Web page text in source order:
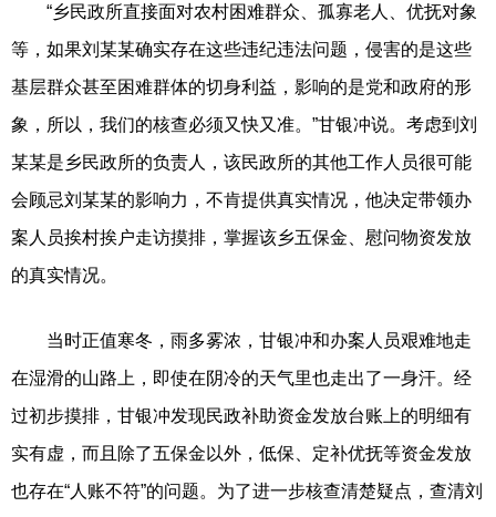
“乡民政所直接面对农村困难群众、孤寡老人、优抚对象
等，如果刘某某确实存在这些违纪违法问题，侵害的是这些
基层群众甚至困难群体的切身利益，影响的是党和政府的形
象，所以，我们的核查必须又快又准。”甘银冲说。考虑到刘
某某是乡民政所的负责人，该民政所的其他工作人员很可能
会顾忌刘某某的影响力，不肯提供真实情况，他决定带领办
案人员挨村挨户走访摸排，掌握该乡五保金、慰问物资发放
的真实情况。
当时正值寒冬，雨多雾浓，甘银冲和办案人员艰难地走
在湿滑的山路上，即使在阴冷的天气里也走出了一身汗。经
过初步摸排，甘银冲发现民政补助资金发放台账上的明细有
实有虚，而且除了五保金以外，低保、定补优抚等资金发放
也存在“人账不符”的问题。为了进一步核查清楚疑点，查清刘